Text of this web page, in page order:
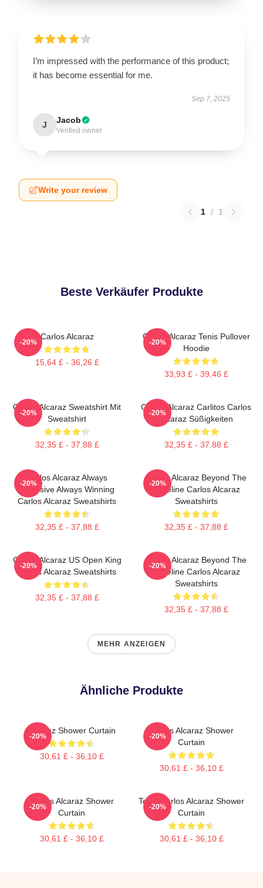
I’m impressed with the performance of this product;
it has become essential for me.
Sep 7, 2025
J Jacob
Verified owner
Write your review
1 / 1
Beste Verkäufer Produkte
Carlos Alcaraz
15,64 £ - 36,26 £
-20%
Carlos Alcaraz Tenis Pullover
Hoodie
33,93 £ - 39,46 £
-20%
Carlos Alcaraz Sweatshirt Mit
Sweatshirt
32,35 £ - 37,88 £
-20%
Carlos Alcaraz Carlitos Carlos
Alcaraz Süßigkeiten
32,35 £ - 37,88 £
-20%
Carlos Alcaraz Always
Explosive Always Winning
Carlos Alcaraz Sweatshirts
32,35 £ - 37,88 £
-20%
Carlos Alcaraz Beyond The
Baseline Carlos Alcaraz
Sweatshirts
32,35 £ - 37,88 £
-20%
Carlos Alcaraz US Open King
Carlos Alcaraz Sweatshirts
32,35 £ - 37,88 £
-20%
Carlos Alcaraz Beyond The
Baseline Carlos Alcaraz
Sweatshirts
32,35 £ - 37,88 £
-20%
MEHR ANZEIGEN
Ähnliche Produkte
Alcaraz Shower Curtain
30,61 £ - 36,10 £
-20%
Carlos Alcaraz Shower
Curtain
30,61 £ - 36,10 £
-20%
Carlos Alcaraz Shower
Curtain
30,61 £ - 36,10 £
-20%
Tenis Carlos Alcaraz Shower
Curtain
30,61 £ - 36,10 £
-20%